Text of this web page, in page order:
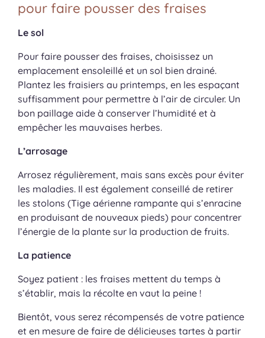
pour faire pousser des fraises
Le sol
Pour faire pousser des fraises, choisissez un
emplacement ensoleillé et un sol bien drainé.
Plantez les fraisiers au printemps, en les espaçant
suffisamment pour permettre à l’air de circuler. Un
bon paillage aide à conserver l’humidité et à
empêcher les mauvaises herbes.
L’arrosage
Arrosez régulièrement, mais sans excès pour éviter
les maladies. Il est également conseillé de retirer
les stolons (Tige aérienne rampante qui s’enracine
en produisant de nouveaux pieds) pour concentrer
l’énergie de la plante sur la production de fruits.
La patience
Soyez patient : les fraises mettent du temps à
s’établir, mais la récolte en vaut la peine !
Bientôt, vous serez récompensés de votre patience
et en mesure de faire de délicieuses tartes à partir